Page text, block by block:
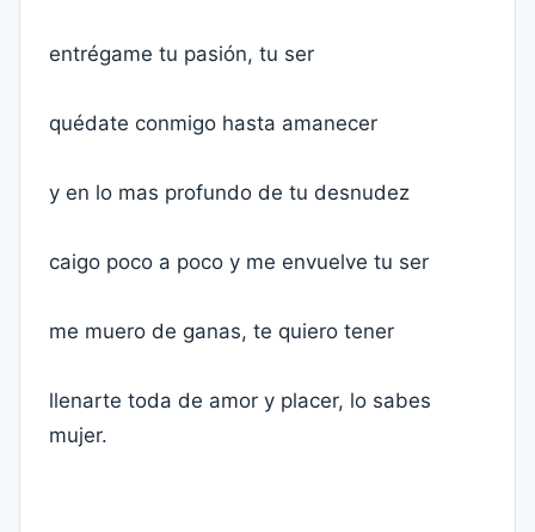
entrégame tu pasión, tu ser
quédate conmigo hasta amanecer
y en lo mas profundo de tu desnudez
caigo poco a poco y me envuelve tu ser
me muero de ganas, te quiero tener
llenarte toda de amor y placer, lo sabes
mujer.